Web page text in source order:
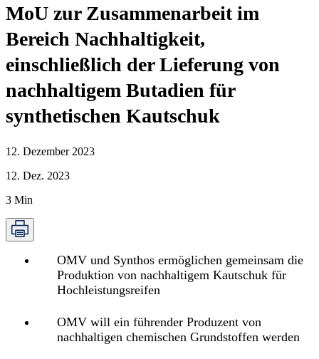
MoU zur Zusammenarbeit im
Bereich Nachhaltigkeit,
einschließlich der Lieferung von
nachhaltigem Butadien für
synthetischen Kautschuk
12. Dezember 2023
12. Dez. 2023
3 Min
OMV und Synthos ermöglichen gemeinsam die
Produktion von nachhaltigem Kautschuk für
Hochleistungsreifen
OMV will ein führender Produzent von
nachhaltigen chemischen Grundstoffen werden